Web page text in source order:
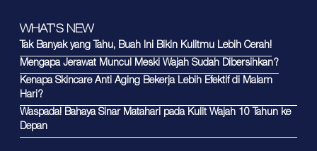
WHAT'S NEW
Tak Banyak yang Tahu, Buah Ini Bikin Kulitmu Lebih Cerah!
Mengapa Jerawat Muncul Meski Wajah Sudah Dibersihkan?
Kenapa Skincare Anti Aging Bekerja Lebih Efektif di Malam
Hari?
Waspada! Bahaya Sinar Matahari pada Kulit Wajah 10 Tahun ke
Depan